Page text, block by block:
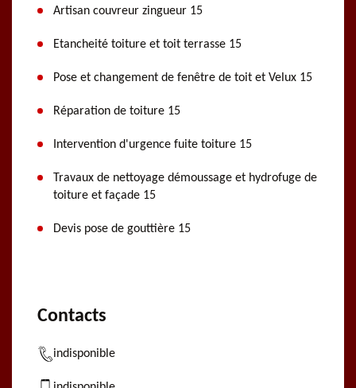
Artisan couvreur zingueur 15
Etancheité toiture et toit terrasse 15
Pose et changement de fenêtre de toit et Velux 15
Réparation de toiture 15
Intervention d'urgence fuite toiture 15
Travaux de nettoyage démoussage et hydrofuge de
toiture et façade 15
Devis pose de gouttière 15
Contacts
indisponible